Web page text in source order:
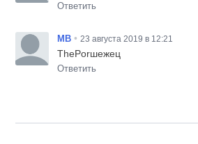
Ответить
MB • 23 августа 2019 в 12:21
ThePorшежец
Ответить